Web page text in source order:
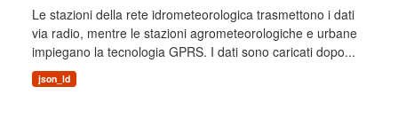
Le stazioni della rete idrometeorologica trasmettono i dati
via radio, mentre le stazioni agrometeorologiche e urbane
impiegano la tecnologia GPRS. I dati sono caricati dopo...
json_ld